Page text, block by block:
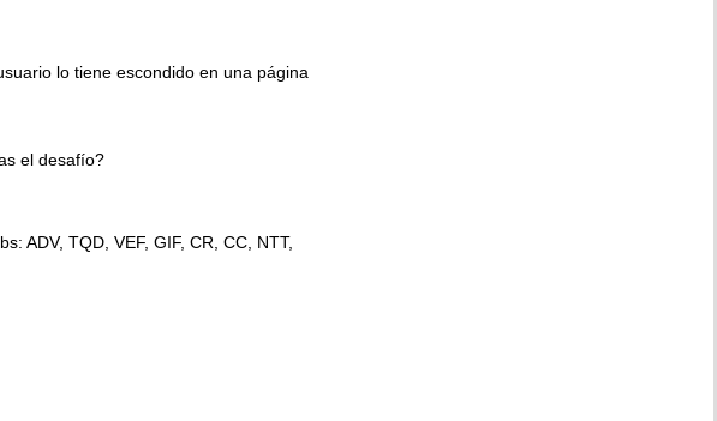
lo tiene escondido en una página
el desafío?
ADV, TQD, VEF, GIF, CR, CC, NTT,